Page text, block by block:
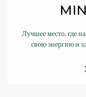
Лучшее место, где
свою энергию и